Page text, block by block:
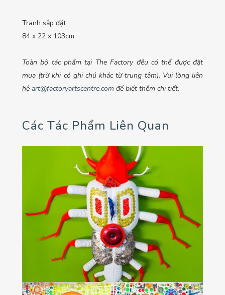
Tranh sắp đặt
84 x 22 x 103cm
Toàn bộ tác phẩm tại The Factory đều có thể được đặt
mua (trừ khi có ghi chú khác từ trung tâm). Vui lòng liên
hệ art@factoryartscentre.com để biết thêm chi tiết.
Các Tác Phẩm Liên Quan